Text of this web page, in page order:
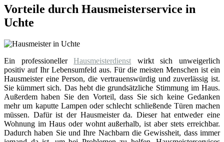
Vorteile durch Hausmeisterservice in
Uchte
Ein professionellerHausmeisterdienst wirkt sich unweigerlich
positiv auf Ihr Lebensumfeld aus. Für die meisten Menschen ist ein
Hausmeister eine Person, die vertrauenswürdig und zuverlässig ist.
Sie kümmert sich. Das hebt die grundsätzliche Stimmung im Haus.
Außerdem haben Sie den Vorteil, dass Sie sich keine Gedanken
mehr um kaputte Lampen oder schlecht schließende Türen machen
müssen. Dafür ist der Hausmeister da. Dieser hat entweder eine
Wohnung im Haus oder wohnt außerhalb, ist aber stets erreichbar.
Dadurch haben Sie und Ihre Nachbarn die Gewissheit, dass immer